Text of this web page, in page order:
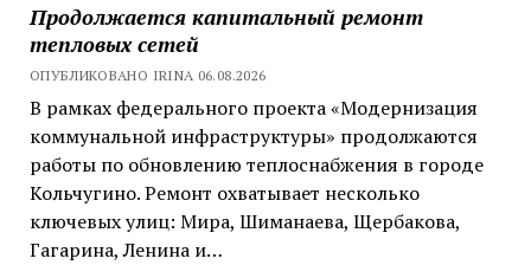
Продолжается капитальный ремонт
тепловых сетей
ОПУБЛИКОВАНО IRINA 06.08.2026
В рамках федерального проекта «Модернизация
коммунальной инфраструктуры» продолжаются
работы по обновлению теплоснабжения в городе
Кольчугино. Ремонт охватывает несколько
ключевых улиц: Мира, Шиманаева, Щербакова,
Гагарина, Ленина и…